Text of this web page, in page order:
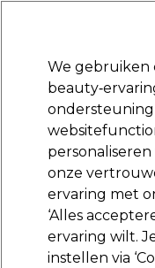
Merken Deals Haar
Na
L'Oréal Professionnel
L'Oréal
Molecular
We gebruiken
ondersteuning
onze
ervaring met
‘Alles
ervaring wilt.
instellen via